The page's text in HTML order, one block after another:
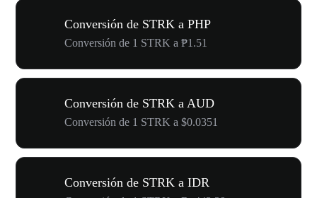
Conversión de STRK a PHP
Conversión de 1 STRK a ₱1.51
Conversión de STRK a AUD
Conversión de 1 STRK a $0.0351
Conversión de STRK a IDR